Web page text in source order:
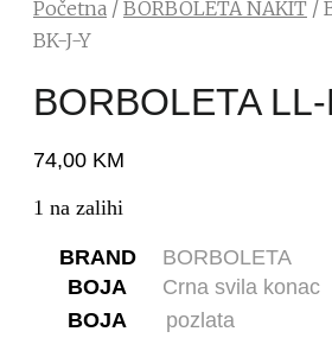
Početna / BORBOLETA NAKIT /
BK-J-Y
BORBOLETA
74,00 KM
1 na zalihi
BRAND
BORBOLETA
BOJA
Crna svila konac
BOJA
pozlata